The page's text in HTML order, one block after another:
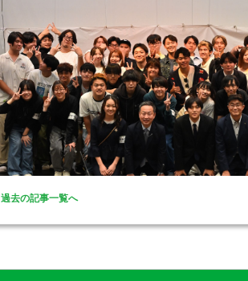
過去の記事一覧へ